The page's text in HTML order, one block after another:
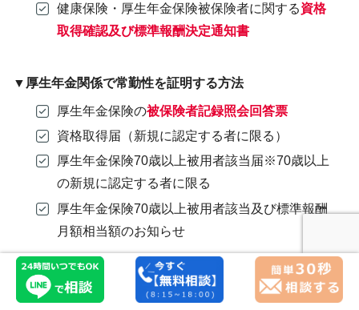
健康保険・厚生年金保険被保険者に関する資格
取得確認及び標準報酬決定通知書
▼厚生年金関係で常勤性を証明する方法
厚生年金保険の被保険者記録照会回答票
資格取得届（新規に認定する者に限る）
厚生年金保険70歳以上被用者該当届※70歳以上
の新規に認定する者に限る
厚生年金保険70歳以上被用者該当及び標準報酬
月額相当額のお知らせ
▼住民税関係で常勤性を証明する方法